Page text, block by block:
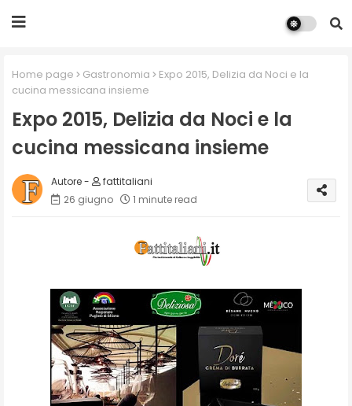
Home page Gastronomia
Expo 2015, Delizia da Noci e la
cucina messicana insieme
Expo 2015, Delizia da Noci e la
cucina messicana insieme
fattitaliani
26 giugno
1 minute read